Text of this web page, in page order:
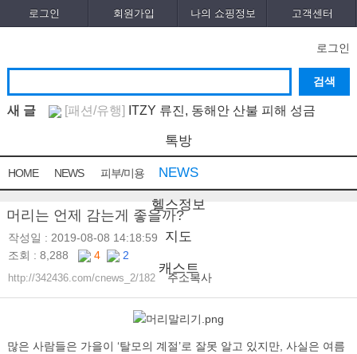
로그인 회원가입 나의 쇼핑정보 고객센터
로그인
새 글 [패션/유행] ITZY 류진, 동해안 산불 피해 성금
[04-05]
[건강] 봄철 자살률 증가, 10대 청소년이 위..[04-01]
[건강] 향긋한 봄내음 가득 제철나물, 효능..
[건강] 봄에 심해지는 알레르기 비염 예방수..[03-28]
[보도자료/칼럼] 오뚜기, 브랜드 경험 공간 ‘오키친
..[03-28]
[보도자료/칼럼] GS25, 하이트진로와 손잡고 ‘갓생
폭..
[05-24]
[건강] 무조건 탄수화물 끊기? 당류부터 줄..
[다이어트]
운동 어려울때 다이어트 도움되는
음..[05-19]
[패션/유행] 컬럼비아, 자연 분해되는 ‘지구의 ..[04-
톡방
NEWS
헬스정보
지도
캐스트
HOME NEWS 피부/미용
머리는 언제 감는게 좋을까?
작성일 : 2019-08-08 14:18:59
조회 : 8,288
4 2
http://342436.com/cnews_2/182 주소복사
많은 사람들은 가을이 ‘탈모의 계절’로 잘못 알고 있지만, 사실은 여름